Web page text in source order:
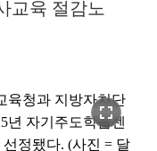
교육 절감노
fullscreen